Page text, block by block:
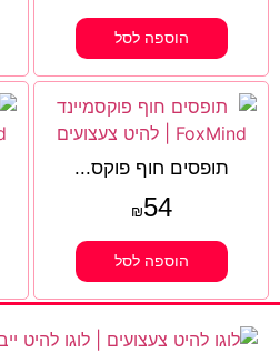
הוספה לסל
תופסים חוף פוקס...
₪54
הוספה לסל